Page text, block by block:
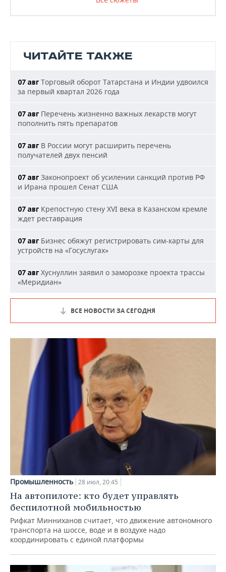
ЧИТАЙТЕ ТАКЖЕ
07 авг Торговый оборот Татарстана и Индии удвоился
за первый квартал 2026 года
07 авг Перечень жизненно важных лекарств могут
пополнить пять препаратов
07 авг В России могут расширить перечень
получателей двух пенсий
07 авг Законопроект об усилении санкций против РФ
и Ирана прошел Сенат США
07 авг Крепостную стену XVI века в Казанском кремле
ждет реставрация
07 авг Бизнес обяжут регистрировать сим-карты для
устройств на «Госуслугах»
07 авг Хуснуллин заявил о заморозке проекта трассы
«Меридиан»
ВСЕ НОВОСТИ ЗА СЕГОДНЯ
Промышленность 28 июл, 20:45
На автопилоте: кто будет управлять
беспилотной мобильностью
Рифкат Минниханов считает, что движение автономного
транспорта на шоссе, воде и в воздухе надо
координировать с единой платформы